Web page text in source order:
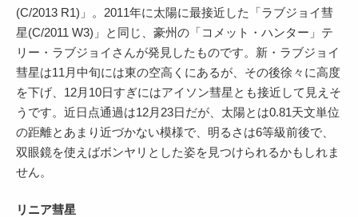
(C/2013 R1)」。2011年に太陽に最接近した「ラブジョイ彗
星(C/2011 W3)」と同じ、豪州の「コメット・ハンター」テ
リー・ラブジョイさんが発見したものです。新・ラブジョイ
彗星は11月中旬には東の空高くにあるが、その後徐々に高度
を下げ、12月10日すぎにはアイソン彗星とも接近して見えそ
うです。近日点通過は12月23日だが、太陽とは0.81天文単位
の距離とあまり近づかない模様で、明るさは6等級前後で、
双眼鏡を使えばボンヤリとした姿を見つけられるかもしれま
せん。
リニア彗星